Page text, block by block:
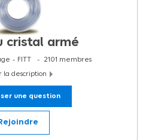
cristal armé
FITT 2101 membres
la description
marque Fitt est doté de
et avantages qui en font un choix
besoins d'arrosage et d'entretien
une question